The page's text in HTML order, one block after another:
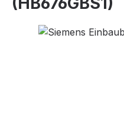
Bildergalerie